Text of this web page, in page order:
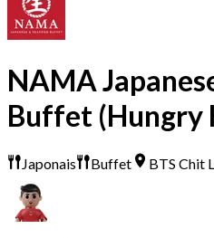
NAMA
Buffet (Hungry
Japonais Buffet BTS Chit